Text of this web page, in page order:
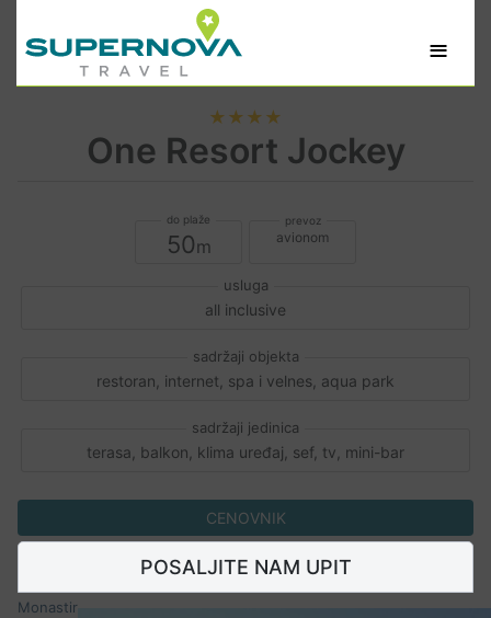
≡
★★★★
One Resort Jockey
50 avionom
all inclusive
restoran, internet, spa i velnes, aqua park
terasa, balkon, klima uređaj, sef, tv, mini-bar
CENOVNIK
POSALJITE NAM UPIT
Monastir